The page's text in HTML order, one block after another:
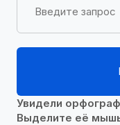
Увидели
Выделите её